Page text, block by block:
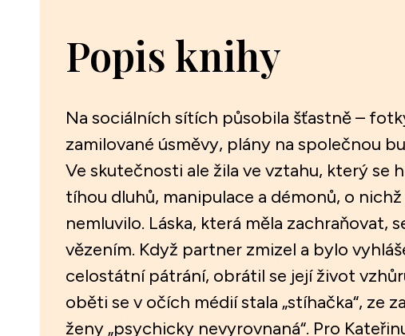
Popis knihy
Na sociálních sítích působila šťastně –
zamilované úsměvy, plány na společnou
Ve skutečnosti ale žila ve vztahu, který se
tíhou dluhů, manipulace a démonů, o nichž
nemluvilo. Láska, která měla zachraňovat,
vězením. Když partner zmizel a bylo
celostátní pátrání, obrátil se její život
oběti se v očích médií stala „stíhačka“, ze
ženy „psychicky nevyrovnaná“. Pro